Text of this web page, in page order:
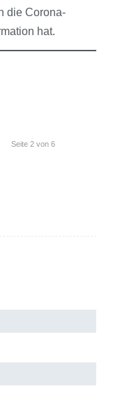
die Corona-
hat.
Seite 2 von 6